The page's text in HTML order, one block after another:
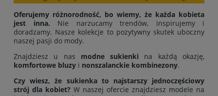
Oferujemy różnorodność, bo wiemy, że każda kobieta
jest inna. Nie narzucamy trendów, inspirujemy i
doradzamy. Nasze kolekcje to pozytywny skutek uboczny
naszej pasji do mody.
Znajdziesz u nas modne sukienki na każdą okazję,
komfortowe bluzy i nonszalanckie kombinezony.
Czy wiesz, że sukienka to najstarszy jednoczęściowy
strój dla kobiet? W naszej ofercie znajdziesz modele na